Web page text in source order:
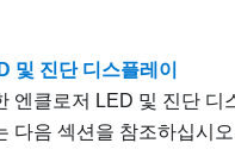
및 진단 디스플레이
엔클로저 LED 및 진단 디
다음 섹션을 참조하십시